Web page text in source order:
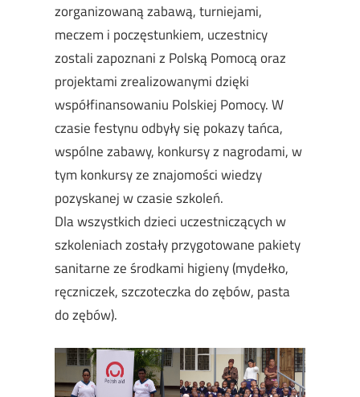
zorganizowaną zabawą, turniejami,
meczem i poczęstunkiem, uczestnicy
zostali zapoznani z Polską Pomocą oraz
projektami zrealizowanymi dzięki
współfinansowaniu Polskiej Pomocy. W
czasie festynu odbyły się pokazy tańca,
wspólne zabawy, konkursy z nagrodami, w
tym konkursy ze znajomości wiedzy
pozyskanej w czasie szkoleń.
Dla wszystkich dzieci uczestniczących w
szkoleniach zostały przygotowane pakiety
sanitarne ze środkami higieny (mydełko,
ręczniczek, szczoteczka do zębów, pasta
do zębów).